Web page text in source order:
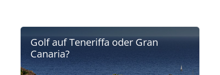
Golf auf Teneriffa oder Gran
Canaria?